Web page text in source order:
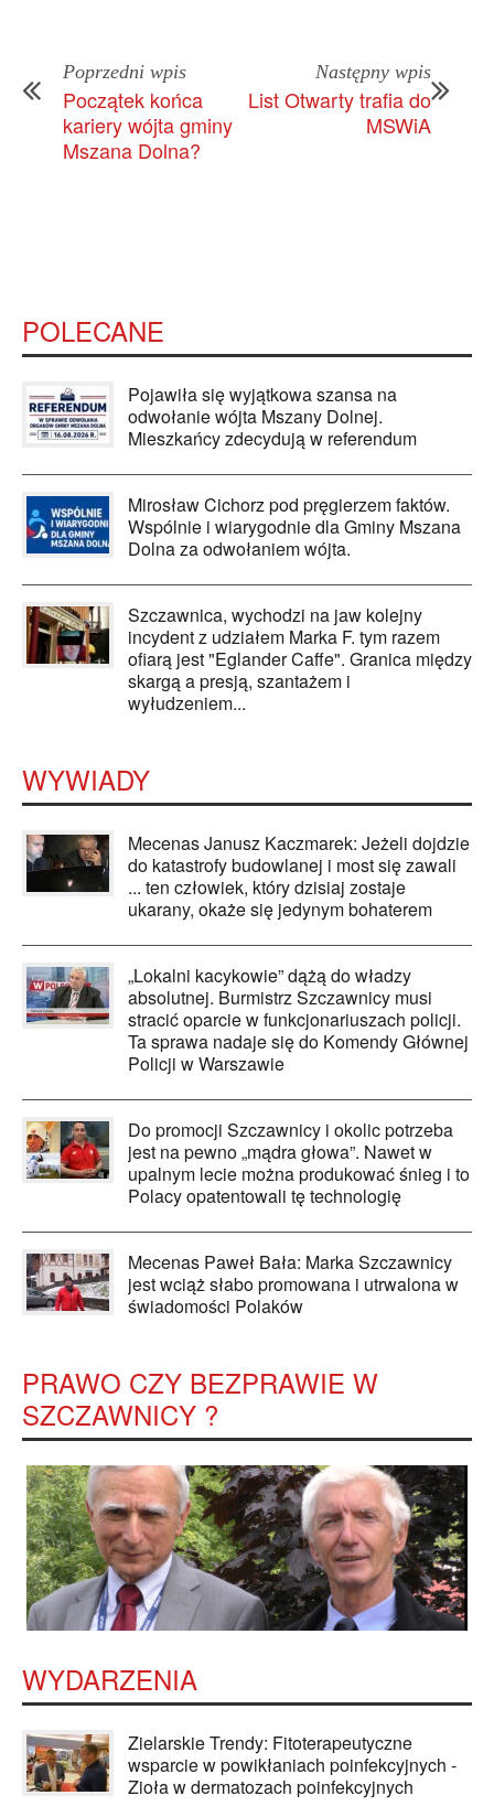
Poprzedni wpis
Początek końca
kariery wójta gminy
Mszana Dolna?
Następny wpis
List Otwarty trafia do
MSWiA
POLECANE
Pojawiła się wyjątkowa szansa na
odwołanie wójta Mszany Dolnej.
Mieszkańcy zdecydują w referendum
Mirosław Cichorz pod pręgierzem faktów.
Wspólnie i wiarygodnie dla Gminy Mszana
Dolna za odwołaniem wójta.
Szczawnica, wychodzi na jaw kolejny
incydent z udziałem Marka F. tym razem
ofiarą jest "Eglander Caffe". Granica między
skargą a presją, szantażem i
wyłudzeniem...
WYWIADY
Mecenas Janusz Kaczmarek: Jeżeli dojdzie
do katastrofy budowlanej i most się zawali
... ten człowiek, który dzisiaj zostaje
ukarany, okaże się jedynym bohaterem
„Lokalni kacykowie” dążą do władzy
absolutnej. Burmistrz Szczawnicy musi
stracić oparcie w funkcjonariuszach policji.
Ta sprawa nadaje się do Komendy Głównej
Policji w Warszawie
Do promocji Szczawnicy i okolic potrzeba
jest na pewno „mądra głowa”. Nawet w
upalnym lecie można produkować śnieg i to
Polacy opatentowali tę technologię
Mecenas Paweł Bała: Marka Szczawnicy
jest wciąż słabo promowana i utrwalona w
świadomości Polaków
PRAWO CZY BEZPRAWIE W
SZCZAWNICY ?
WYDARZENIA
Zielarskie Trendy: Fitoterapeutyczne
wsparcie w powikłaniach poinfekcyjnych -
Zioła w dermatozach poinfekcyjnych